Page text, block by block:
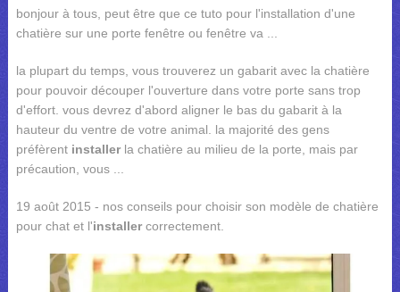
bonjour à tous, peut être que ce tuto pour l'installation d'une
chatière sur une porte fenêtre ou fenêtre va ...
la plupart du temps, vous trouverez un gabarit avec la chatière
pour pouvoir découper l'ouverture dans votre porte sans trop
d'effort. vous devrez d'abord aligner le bas du gabarit à la
hauteur du ventre de votre animal. la majorité des gens
préfèrent installerla chatière au milieu de la porte, mais par
précaution, vous ...
19 août 2015 - nos conseils pour choisir son modèle de chatière
pour chat et l'installercorrectement.